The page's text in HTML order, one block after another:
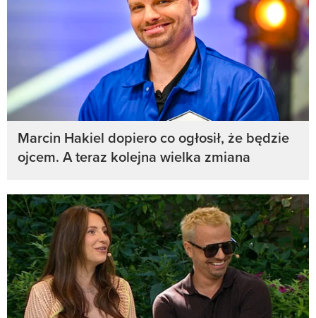
Marcin Hakiel dopiero co ogłosił, że będzie
ojcem. A teraz kolejna wielka zmiana